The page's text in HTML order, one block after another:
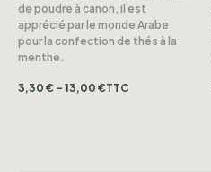
de poudre à canon, il est
apprécié par le monde Arabe
pour la confection de thés à la
menthe.
3,30 € – 13,00 €TTC